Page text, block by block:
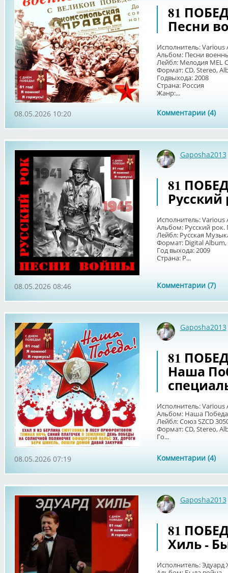
81
Песни
Исполнитель: Various
Альбом: Песни
Лейбл: Мелодия MEL
Формат: CD, Stereo,
Годвыхода: 2008
Страна: Россия
Жанр:...
Комментарии (4)
08.05.2026 10:20
Gaposha2013
81
Исполнитель: Various
Альбом: Русский
Лейбл: Русская
Формат: Digital
Год выхода: 2009
Страна: Р...
Комментарии (7)
08.05.2026 08:46
Gaposha2013
81
Наша
Исполнитель: Various
Альбом: Наша
Лейбл: Союз SZCD
Формат: CD, Stereo,
Го...
Комментарии (4)
08.05.2026 07:19
Gaposha2013
81
Хиль -
Исполнитель: Эдуард